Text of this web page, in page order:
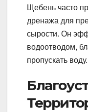
Щебень часто
дренажа для
сырости. Он
водоотводом,
пропускать воду.